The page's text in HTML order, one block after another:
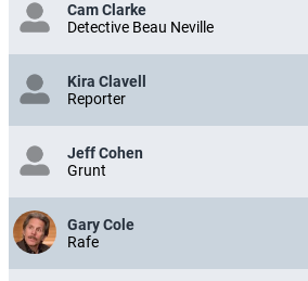
Cam Clarke
Detective Beau Neville
Kira Clavell
Reporter
Jeff Cohen
Grunt
Gary Cole
Rafe